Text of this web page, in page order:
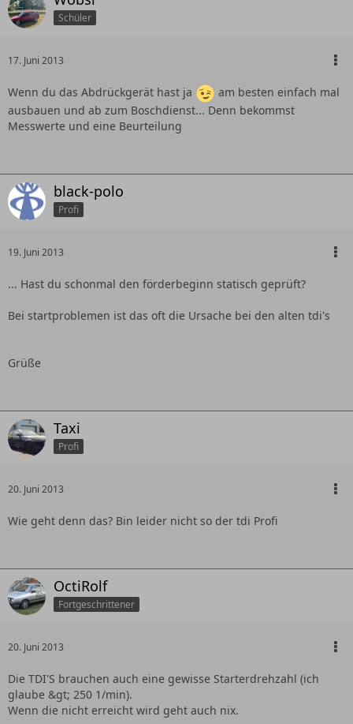
Schüler
17. Juni 2013
Wenn du das Abdrückgerät hast ja
am besten einfach mal
ausbauen und ab zum Boschdienst... Denn bekommst
Messwerte und eine Beurteilung
black-polo
Profi
19. Juni 2013
... Hast du schonmal den förderbeginn statisch geprüft?
Bei startproblemen ist das oft die Ursache bei den alten tdi's
Grüße
Taxi
Profi
20. Juni 2013
Wie geht denn das? Bin leider nicht so der tdi Profi
OctiRolf
Fortgeschrittener
20. Juni 2013
Die TDI'S brauchen auch eine gewisse Starterdrehzahl (ich
glaube &gt; 250 1/min).
Wenn die nicht erreicht wird geht auch nix.